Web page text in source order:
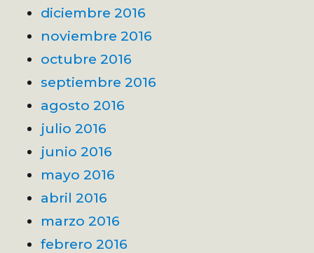
diciembre 2016
noviembre 2016
octubre 2016
septiembre 2016
agosto 2016
julio 2016
junio 2016
mayo 2016
abril 2016
marzo 2016
febrero 2016